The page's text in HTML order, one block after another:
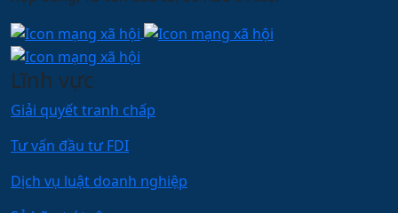
Lĩnh vực
Giải quyết tranh chấp
Tư vấn đầu tư FDI
Dịch vụ luật doanh nghiệp